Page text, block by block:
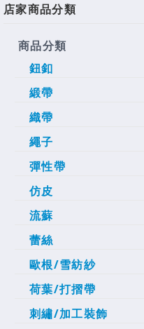
店家商品分類
商品分類
鈕釦
緞帶
織帶
繩子
彈性帶
仿皮
流蘇
蕾絲
歐根/雪紡紗
荷葉/打摺帶
刺繡/加工裝飾